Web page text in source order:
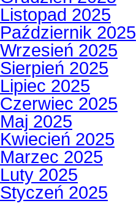
Listopad 2025
Październik 2025
Wrzesień 2025
Sierpień 2025
Lipiec 2025
Czerwiec 2025
Maj 2025
Kwiecień 2025
Marzec 2025
Luty 2025
Styczeń 2025